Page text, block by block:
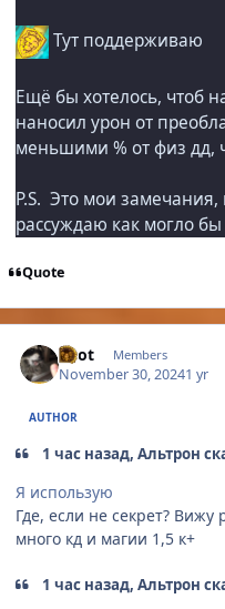
Тут поддерживаю
Ещё бы хотелось, чтоб
наносил урон от
меньшими % от физ дд,
P.S. Это мои
рассуждаю как могло
Quote
Enot Members
November 30, 20241 yr
AUTHOR
1 час назад, Альтрон
Я использую
Где, если не секрет? Вижу
много кд и магии 1,5 к+
1 час назад, Альтрон